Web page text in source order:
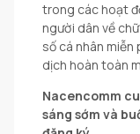
trong các hoạt
người dân về
số cá nhân
dịch hoàn toàn
Nacencomm
sáng sớm và